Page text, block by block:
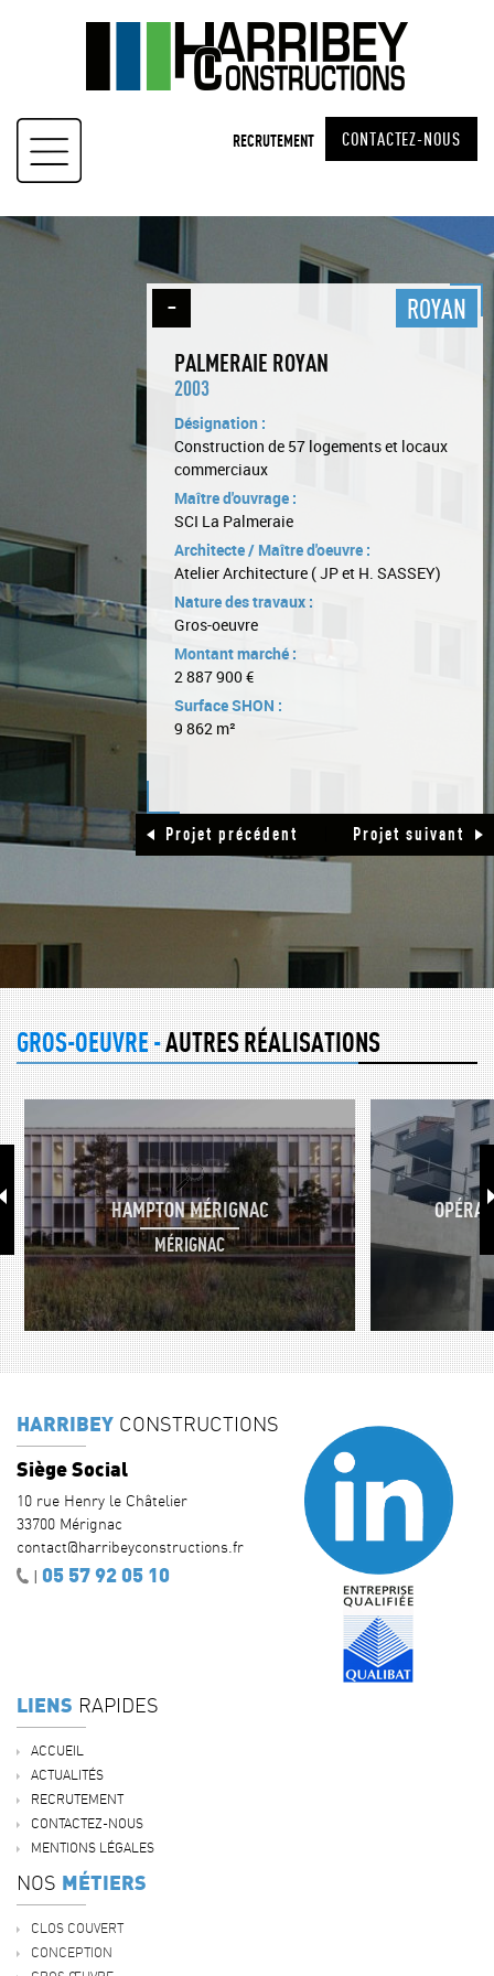
RECRUTEMENT CONTACTEZ-NOUS
ROYAN
PALMERAIE ROYAN
2003
Désignation :
Construction de 57 logements et locaux
commerciaux
Maître d'ouvrage :
SCI La Palmeraie
Architecte / Maître d'oeuvre :
Atelier Architecture ( JP et H. SASSEY)
Nature des travaux :
Gros-oeuvre
Montant marché :
2 887 900 €
Surface SHON :
9 862 m²
Projet précédent Projet suivant
GROS-OEUVRE -AUTRES RÉALISATIONS
HAMPTON MÉRIGNAC
MÉRIGNAC
HARRIBEY CONSTRUCTIONS
Siège Social
10 rue Henry le Châtelier
33700 Mérignac
contact@harribeyconstructions.fr
| 05 57 92 05 10
LIENS RAPIDES
ACCUEIL
ACTUALITÉS
RECRUTEMENT
CONTACTEZ-NOUS
MENTIONS LÉGALES
NOS MÉTIERS
CLOS COUVERT
CONCEPTION